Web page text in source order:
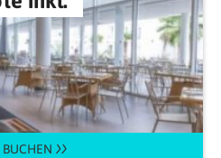
BUCHEN